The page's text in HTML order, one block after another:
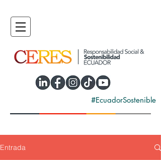
#EcuadorSostenible
Entrada